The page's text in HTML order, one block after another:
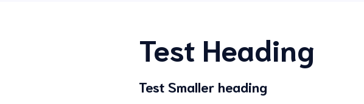
Test Heading
Test Smaller heading